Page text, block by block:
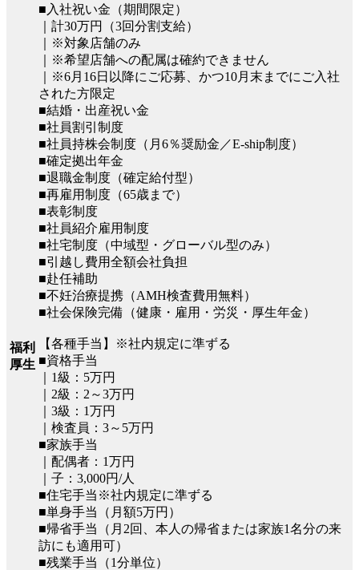
福利
厚生
■入社祝い金（期間限定）
｜計30万円（3回分割支給）
｜※対象店舗のみ
｜※希望店舗への配属は確約できません
｜※6月16日以降にご応募、かつ10月末までにご入社
された方限定
■結婚・出産祝い金
■社員割引制度
■社員持株会制度（月6％奨励金／E-ship制度）
■確定拠出年金
■退職金制度（確定給付型）
■再雇用制度（65歳まで）
■表彰制度
■社員紹介雇用制度
■社宅制度（中域型・グローバル型のみ）
■引越し費用全額会社負担
■赴任補助
■不妊治療提携（AMH検査費用無料）
■社会保険完備（健康・雇用・労災・厚生年金）
【各種手当】※社内規定に準ずる
■資格手当
｜1級：5万円
｜2級：2～3万円
｜3級：1万円
｜検査員：3～5万円
■家族手当
｜配偶者：1万円
｜子：3,000円/人
■住宅手当※社内規定に準ずる
■単身手当（月額5万円）
■帰省手当（月2回、本人の帰省または家族1名分の来
訪にも適用可）
■残業手当（1分単位）